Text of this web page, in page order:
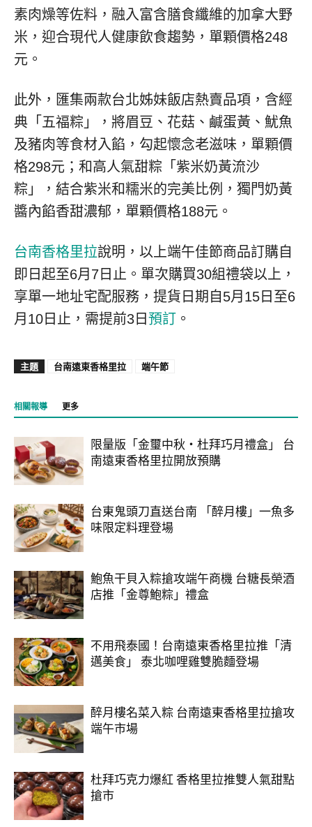
素肉燥等佐料，融入富含膳食纖維的加拿大野
米，迎合現代人健康飲食趨勢，單顆價格248
元。
此外，匯集兩款台北姊妹飯店熱賣品項，含經
典「五福粽」，將眉豆、花菇、鹹蛋黃、魷魚
及豬肉等食材入餡，勾起懷念老滋味，單顆價
格298元；和高人氣甜粽「紫米奶黃流沙
粽」，結合紫米和糯米的完美比例，獨門奶黃
醬內餡香甜濃郁，單顆價格188元。
台南香格里拉說明，以上端午佳節商品訂購自
即日起至6月7日止。單次購買30組禮袋以上，
享單一地址宅配服務，提貨日期自5月15日至6
月10日止，需提前3日 預訂 。
主題 台南遠東香格里拉 端午節
相關報導 更多
限量版「金璽中秋・杜拜巧月禮盒」 台
南遠東香格里拉開放預購
台東鬼頭刀直送台南 「醉月樓」一魚多
味限定料理登場
鮑魚干貝入粽搶攻端午商機 台糖長榮酒
店推「金尊鮑粽」禮盒
不用飛泰國！台南遠東香格里拉推「清
邁美食」 泰北咖哩雞雙脆麵登場
醉月樓名菜入粽 台南遠東香格里拉搶攻
端午市場
杜拜巧克力爆紅 香格里拉推雙人氣甜點
搶市